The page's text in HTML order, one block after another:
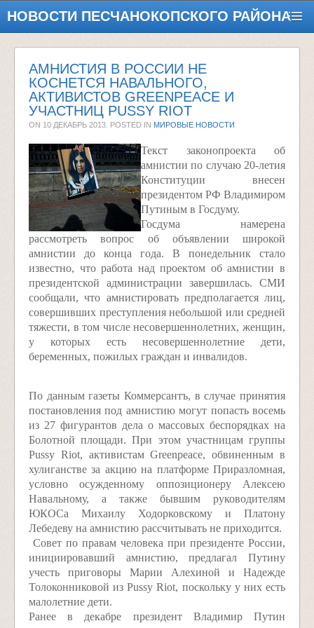
НОВОСТИ ПЕСЧАНОКОПСКОГО РАЙОНА
АМНИСТИЯ В РОССИИ НЕ
КОСНЕТСЯ НАВАЛЬНОГО,
АКТИВИСТОВ GREENPEACE И
УЧАСТНИЦ PUSSY RIOT
ON 10 ДЕКАБРЬ 2013 . POSTED IN МИРОВЫЕ НОВОСТИ
Текст законопроекта об
амнистии по случаю 20-летия
Конституции внесен
президентом РФ Владимиром
Путиным в Госдуму.
Госдума намерена
рассмотреть вопрос об объявлении широкой
амнистии до конца года. В понедельник стало
известно, что работа над проектом об амнистии в
президентской администрации завершилась. СМИ
сообщали, что амнистировать предполагается лиц,
совершивших преступления небольшой или средней
тяжести, в том числе несовершеннолетних, женщин,
у которых есть несовершеннолетние дети,
беременных, пожилых граждан и инвалидов.
По данным газеты Коммерсантъ, в случае принятия
постановления под амнистию могут попасть восемь
из 27 фигурантов дела о массовых беспорядках на
Болотной площади. При этом участницам группы
Pussy Riot, активистам Greenpeace, обвиненным в
хулиганстве за акцию на платформе Приразломная,
условно осужденному оппозиционеру Алексею
Навальному, а также бывшим руководителям
ЮКОСа Михаилу Ходорковскому и Платону
Лебедеву на амнистию рассчитывать не приходится.
Совет по правам человека при президенте России,
инициировавший амнистию, предлагал Путину
учесть приговоры Марии Алехиной и Надежде
Толоконниковой из Pussy Riot, поскольку у них есть
малолетние дети.
Ранее в декабре президент Владимир Путин